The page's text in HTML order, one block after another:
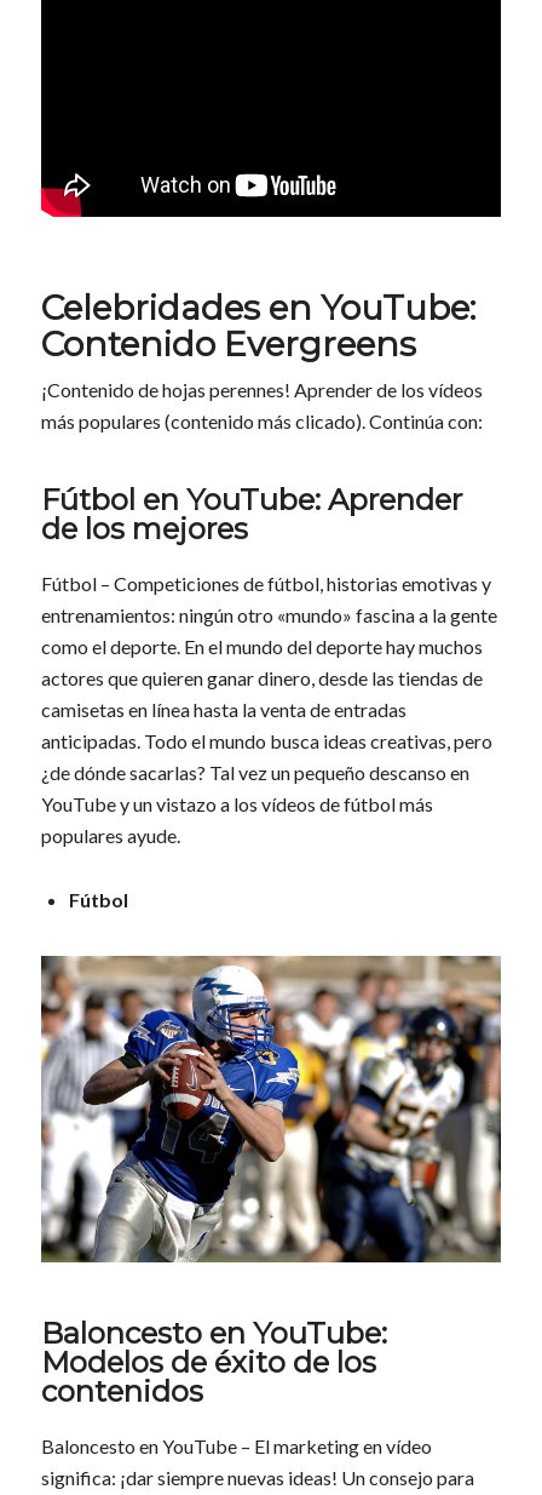
Celebridades en YouTube:
Contenido Evergreens
¡Contenido de hojas perennes! Aprender de los vídeos
más populares (contenido más clicado). Continúa con:
Fútbol en YouTube: Aprender
de los mejores
Fútbol – Competiciones de fútbol, historias emotivas y
entrenamientos: ningún otro «mundo» fascina a la gente
como el deporte. En el mundo del deporte hay muchos
actores que quieren ganar dinero, desde las tiendas de
camisetas en línea hasta la venta de entradas
anticipadas. Todo el mundo busca ideas creativas, pero
¿de dónde sacarlas? Tal vez un pequeño descanso en
YouTube y un vistazo a los vídeos de fútbol más
populares ayude.
Fútbol
Baloncesto en YouTube:
Modelos de éxito de los
contenidos
Baloncesto en YouTube – El marketing en vídeo
significa: ¡dar siempre nuevas ideas! Un consejo para